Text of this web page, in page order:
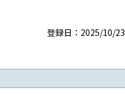
登録日：2025/10/23